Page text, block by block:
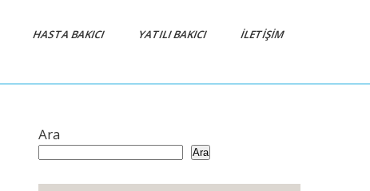
HASTA BAKICI YATILI BAKICI İLETIŞIM
Ara
Ara